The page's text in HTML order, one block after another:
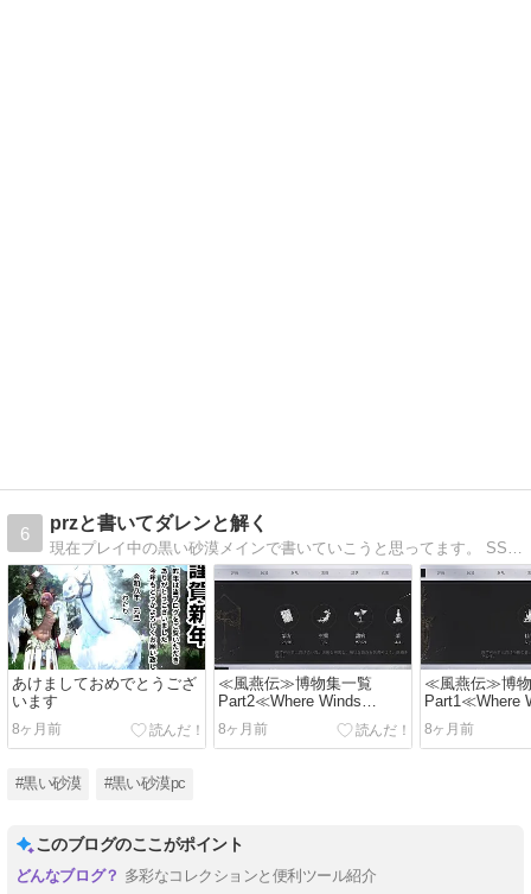
6
przと書いてダレンと解く
あけましておめでとうござ
います
8ヶ月前
≪風燕伝≫博物集一覧
Part2≪Where Winds
Meet≫
8ヶ月前
≪風燕伝≫博
Part1≪Where
Meet≫
8ヶ月前
#黒い砂漠 #黒い砂漠pc
このブログのここがポイント
多彩なコレクションと便利ツール紹介